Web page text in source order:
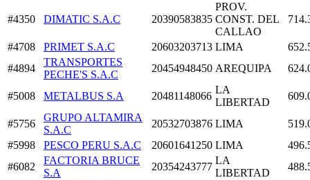
#4350 DIMATIC S.A.C 20390583835
PROV.
CONST. DEL
CALLAO
#4708 PRIMET S.A.C 20603203713 LIMA
#4894
TRANSPORTES
PECHE'S S.A.C
20454948450 AREQUIPA
#5008 METALBUS S.A 20481148066
LA
LIBERTAD
#5756
GRUPO ALTAMIRA
S.A.C
20532703876 LIMA
#5998
PESCO PERU S.A.C 20601641250 LIMA
#6082
FACTORIA BRUCE
S.A
20354243777
LA
LIBERTAD